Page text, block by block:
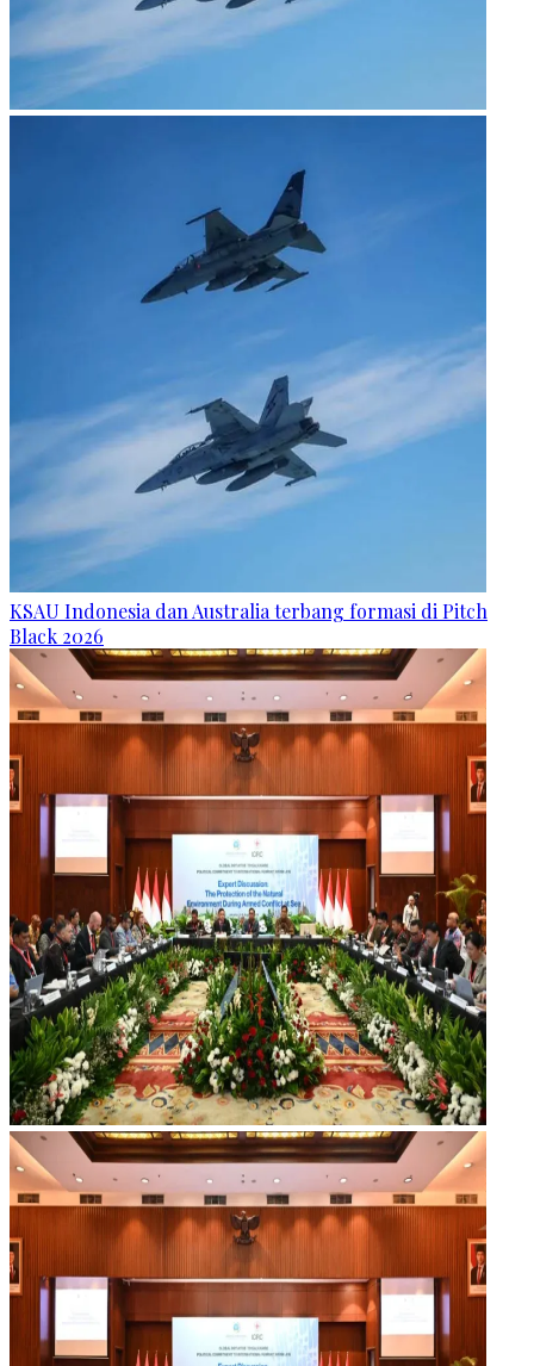
KSAU Indonesia dan Australia terbang formasi di Pitch
Black 2026